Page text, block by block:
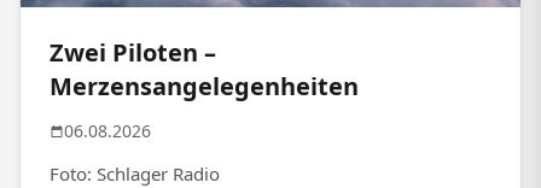
Zwei Piloten –
Merzensangelegenheiten
06.08.2026
Foto: Schlager Radio